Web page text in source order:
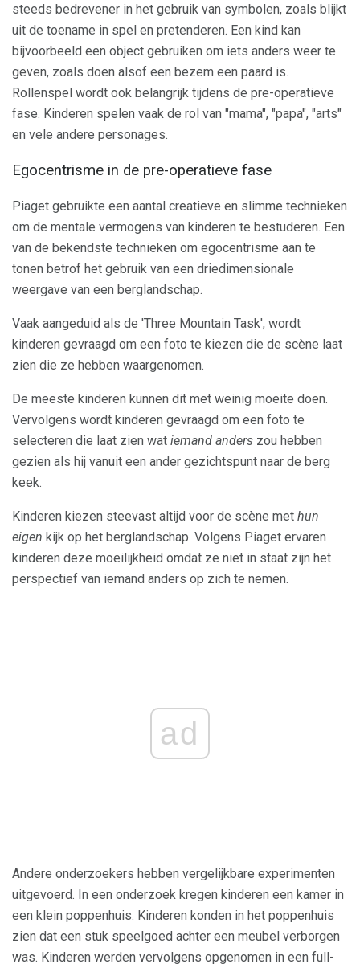
steeds bedrevener in het gebruik van symbolen, zoals blijkt
uit de toename in spel en pretenderen. Een kind kan
bijvoorbeeld een object gebruiken om iets anders weer te
geven, zoals doen alsof een bezem een ​​paard is.
Rollenspel wordt ook belangrijk tijdens de pre-operatieve
fase. Kinderen spelen vaak de rol van "mama", "papa", "arts"
en vele andere personages.
Egocentrisme in de pre-operatieve fase
Piaget gebruikte een aantal creatieve en slimme technieken
om de mentale vermogens van kinderen te bestuderen. Een
van de bekendste technieken om egocentrisme aan te
tonen betrof het gebruik van een driedimensionale
weergave van een berglandschap.
Vaak aangeduid als de 'Three Mountain Task', wordt
kinderen gevraagd om een ​​foto te kiezen die de scène laat
zien die ze hebben waargenomen.
De meeste kinderen kunnen dit met weinig moeite doen.
Vervolgens wordt kinderen gevraagd om een ​​foto te
selecteren die laat zien wat iemand anders zou hebben
gezien als hij vanuit een ander gezichtspunt naar de berg
keek.
Kinderen kiezen steevast altijd voor de scène met hun
eigen kijk op het berglandschap. Volgens Piaget ervaren
kinderen deze moeilijkheid omdat ze niet in staat zijn het
perspectief van iemand anders op zich te nemen.
ad
Andere onderzoekers hebben vergelijkbare experimenten
uitgevoerd. In een onderzoek kregen kinderen een kamer in
een klein poppenhuis. Kinderen konden in het poppenhuis
zien dat een stuk speelgoed achter een meubel verborgen
was. Kinderen werden vervolgens opgenomen in een full-